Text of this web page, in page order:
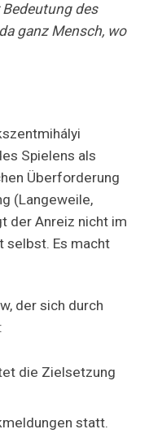
des
ganz Mensch, wo
Spielens als
Überforderung
(Langeweile,
der Anreiz nicht im
selbst. Es macht
der sich durch
die Zielsetzung
statt.